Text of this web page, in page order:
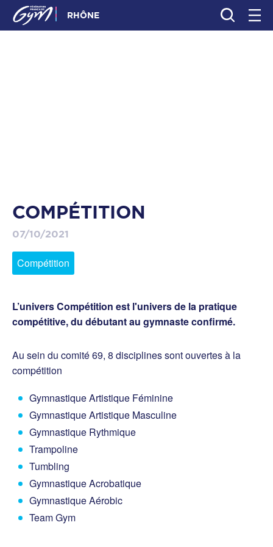
RHÔNE
COMPÉTITION
07/10/2021
Compétition
L’univers Compétition est l'univers de la pratique
compétitive, du débutant au gymnaste confirmé.
Au sein du comité 69, 8 disciplines sont ouvertes à la
compétition
Gymnastique Artistique Féminine
Gymnastique Artistique Masculine
Gymnastique Rythmique
Trampoline
Tumbling
Gymnastique Acrobatique
Gymnastique Aérobic
Team Gym